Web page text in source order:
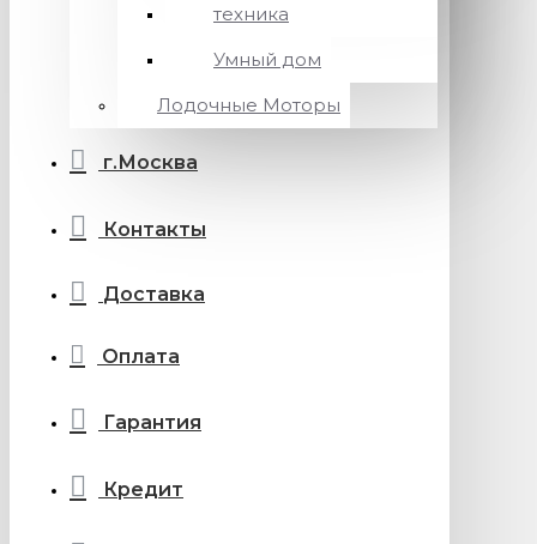
техника
Умный дом
Лодочные Моторы
г.Москва
Контакты
Доставка
Оплата
Гарантия
Кредит